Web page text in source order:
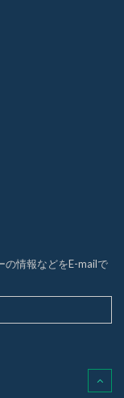
の情報などをE-mailで